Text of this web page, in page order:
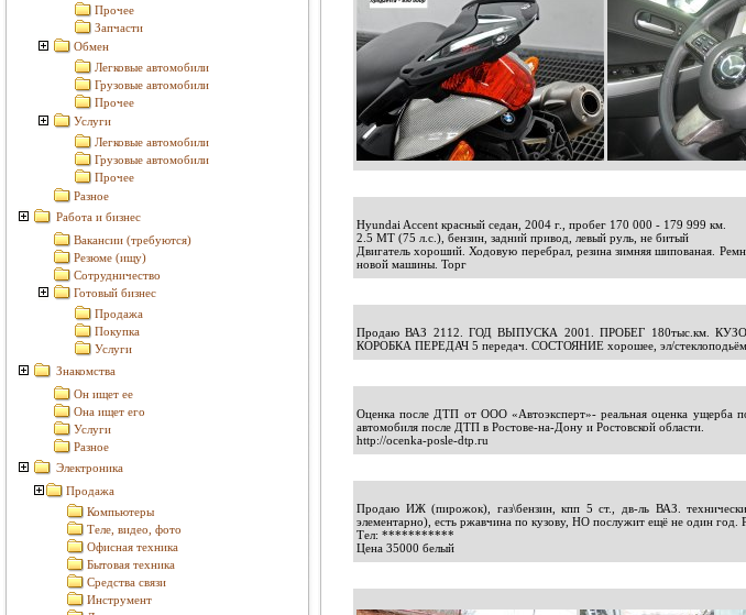
Прочее
Запчасти
Обмен
Легковые автомобили
Грузовые автомобили
Прочее
Услуги
Легковые автомобили
Грузовые автомобили
Прочее
Разное
Работа и бизнес
Вакансии (требуются)
Резюме (ищу)
Сотрудничество
Готовый бизнес
Продажа
Покупка
Услуги
Знакомства
Он ищет ее
Она ищет его
Услуги
Разное
Электроника
Продажа
Компьютеры
Теле, видео, фото
Офисная техника
Бытовая техника
Средства связи
Инструмент
Hyundai Accent красный седан, 2004 г., пробег 170 000 - 179 999 км.
2.5 MT (75 л.с.), бензин, задний привод, левый руль, не битый
Двигатель хороший. Ходовую перебрал, резина зимняя шипованая.
новой машины. Торг
Продаю ВАЗ 2112. ГОД ВЫПУСКА 2001. ПРОБЕГ 180тыс.км. КУЗОВ
КОРОБКА ПЕРЕДАЧ 5 передач. СОСТОЯНИЕ хорошее, эл/
Оценка после ДТП от ООО «Автоэксперт»- реальная оценка ущерба
автомобиля после ДТП в Ростове-на-Дону и Ростовской области.
http://ocenka-posle-dtp.ru
Продаю ИЖ (пирожок), газ\бензин, кпп 5 ст., дв-ль ВАЗ. технически
элементарно), есть ржавчина по кузову, НО послужит ещё не один год.
Тел: ***********
Цена 35000 белый